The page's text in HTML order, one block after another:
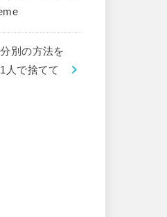
別の方法を
人で捨てて